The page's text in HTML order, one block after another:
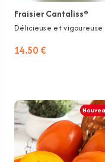
Fraisier Cantaliss®
Délicieuse et vigoureuse
14.50 €